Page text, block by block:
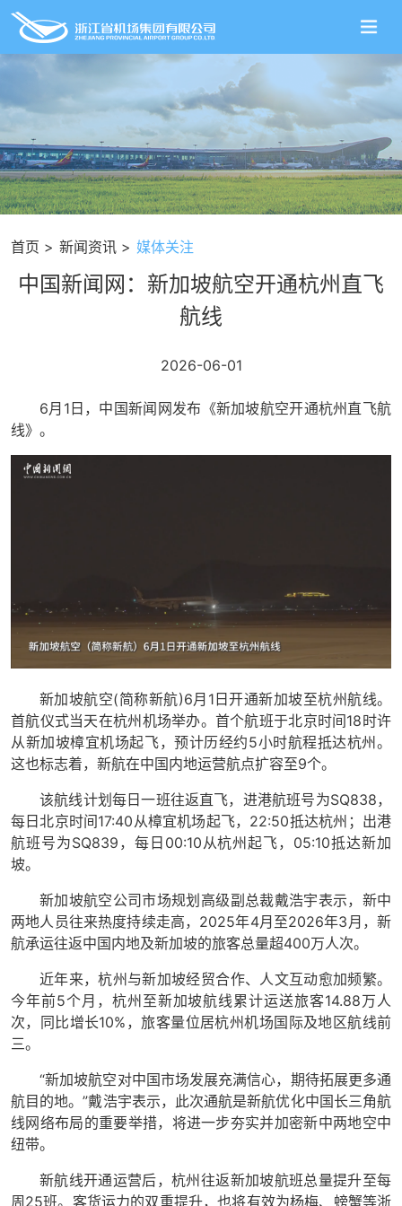
首页 新闻资讯 媒体关注
中国新闻网：新加坡航空开通杭州直飞
航线
2026-06-01
6月1日，中国新闻网发布《新加坡航空开通杭州直飞航
线》。
新加坡航空(简称新航)6月1日开通新加坡至杭州航线。
首航仪式当天在杭州机场举办。首个航班于北京时间18时许
从新加坡樟宜机场起飞，预计历经约5小时航程抵达杭州。
这也标志着，新航在中国内地运营航点扩容至9个。
该航线计划每日一班往返直飞，进港航班号为SQ838，
每日北京时间17:40从樟宜机场起飞，22:50抵达杭州；出港
航班号为SQ839，每日00:10从杭州起飞，05:10抵达新加
坡。
新加坡航空公司市场规划高级副总裁戴浩宇表示，新中
两地人员往来热度持续走高，2025年4月至2026年3月，新
航承运往返中国内地及新加坡的旅客总量超400万人次。
近年来，杭州与新加坡经贸合作、人文互动愈加频繁。
今年前5个月，杭州至新加坡航线累计运送旅客14.88万人
次，同比增长10%，旅客量位居杭州机场国际及地区航线前
三。
“新加坡航空对中国市场发展充满信心，期待拓展更多通
航目的地。”戴浩宇表示，此次通航是新航优化中国长三角航
线网络布局的重要举措，将进一步夯实并加密新中两地空中
纽带。
新航线开通运营后，杭州往返新加坡航班总量提升至每
周25班。客货运力的双重提升，也将有效为杨梅、螃蟹等浙